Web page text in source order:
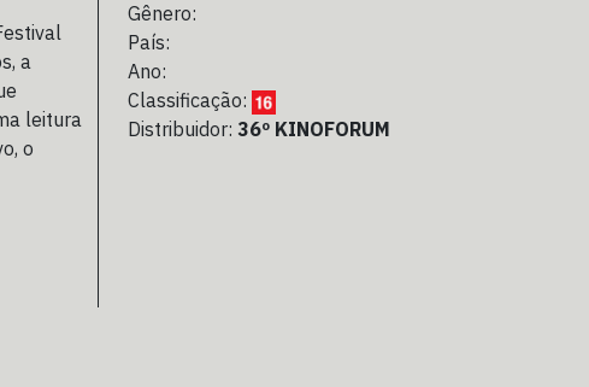
a
leitura
o
Gênero:
País:
Ano:
Classificação:
Distribuidor: 36º KINOFORUM